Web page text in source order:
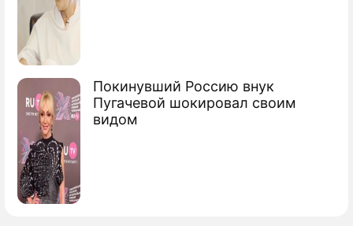
Покинувший Россию внук
Пугачевой шокировал своим
видом